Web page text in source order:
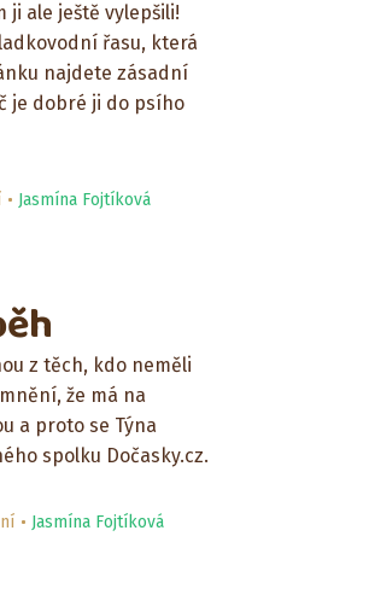
ji ale ještě vylepšili!
řasu, která
najdete zásadní
je dobré ji do psího
Jasmína Fojtíková
z těch, kdo neměli
že má na
a proto se Týna
spolku Dočasky.cz.
Jasmína Fojtíková